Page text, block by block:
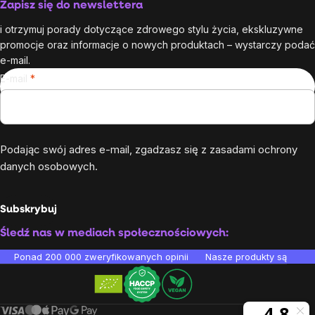
Zapisz się do newslettera
i otrzymuj porady dotyczące zdrowego stylu życia, ekskluzywne
promocje oraz informacje o nowych produktach – wystarczy podać
e-mail.
E-mail
Podając swój adres e-mail, zgadzasz się z zasadami ochrony
danych osobowych.
Subskrybuj
Śledź nas w mediach społecznościowych:
Ponad 200 000 zweryfikowanych opinii Nasze produkty są